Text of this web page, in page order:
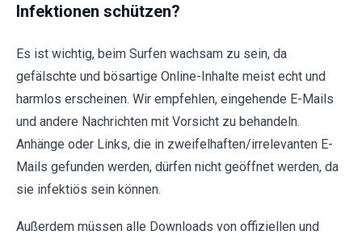
Infektionen schützen?
Es ist wichtig, beim Surfen wachsam zu sein, da
gefälschte und bösartige Online-Inhalte meist echt und
harmlos erscheinen. Wir empfehlen, eingehende E-Mails
und andere Nachrichten mit Vorsicht zu behandeln.
Anhänge oder Links, die in zweifelhaften/irrelevanten E-
Mails gefunden werden, dürfen nicht geöffnet werden, da
sie infektiös sein können.
Außerdem müssen alle Downloads von offiziellen und